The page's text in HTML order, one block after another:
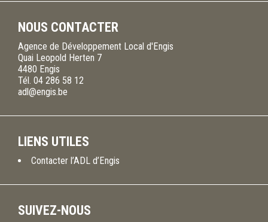
NOUS CONTACTER
Agence de Développement Local d'Engis
Quai Leopold Herten 7
4480 Engis
Tél. 04 286 58 12
adl@engis.be
LIENS UTILES
Contacter l’ADL d’Engis
SUIVEZ-NOUS